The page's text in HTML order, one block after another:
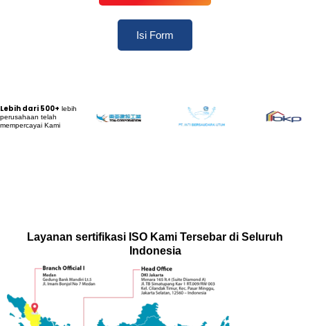
Isi Form
Lebih dari 500+ lebih
perusahaan telah
mempercayai Kami
Layanan sertifikasi ISO Kami Tersebar di Seluruh
Indonesia